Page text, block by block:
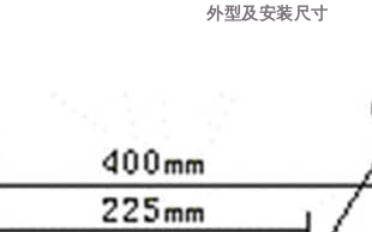
外型及安装尺寸